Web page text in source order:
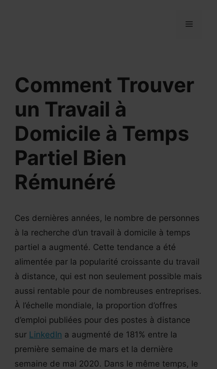
MENU
Comment Trouver
un Travail à
Domicile à Temps
Partiel Bien
Rémunéré
Ces dernières années, le nombre de personnes
à la recherche d’un travail à domicile à temps
partiel a augmenté. Cette tendance a été
alimentée par la popularité croissante du travail
à distance, qui est non seulement possible mais
aussi rentable pour de nombreuses entreprises.
À l’échelle mondiale, la proportion d’offres
d’emploi publiées pour des postes à distance
sur LinkedIn a augmenté de 181% entre la
première semaine de mars et la dernière
semaine de mai 2020. Dans le même temps, le